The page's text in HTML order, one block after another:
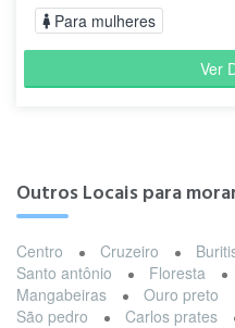
Para mulheres
Ver
Outros Locais para
Centro Cruzeiro
Santo antônio
Floresta
Mangabeiras
Ouro preto
São pedro
Carlos prates